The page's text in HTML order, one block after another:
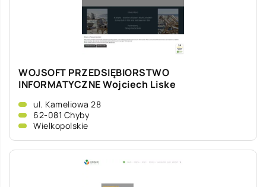
WOJSOFT PRZEDSIĘBIORSTWO
INFORMATYCZNE Wojciech Liske
ul. Kameliowa 28
62-081 Chyby
Wielkopolskie